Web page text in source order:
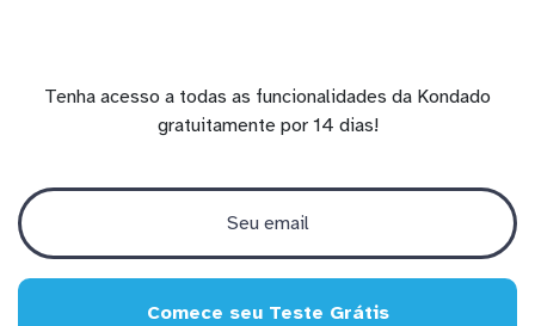
Tenha acesso a todas as funcionalidades da Kondado
gratuitamente por 14 dias!
Comece seu Teste Grátis